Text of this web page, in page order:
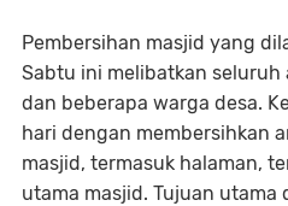
Pembersihan masjid yang
Sabtu ini melibatkan seluruh
dan beberapa warga desa.
hari dengan membersihkan
masjid, termasuk halaman,
utama masjid. Tujuan utama